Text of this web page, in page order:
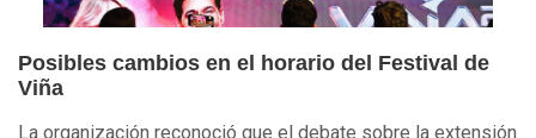
Posibles cambios en el horario del Festival de
Viña
La organización reconoció que el debate sobre la extensión